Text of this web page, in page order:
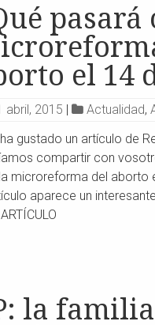
pasará
el 14
abril, 2015 | Actualidad,
gustado un artículo de
compartir con
microreforma del aborto
aparece un
la